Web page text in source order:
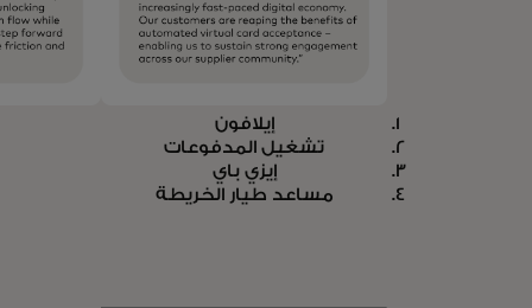
إيلافون
تشغيل المدفوعات
إيزي باي
مساعد طيار الخريطة